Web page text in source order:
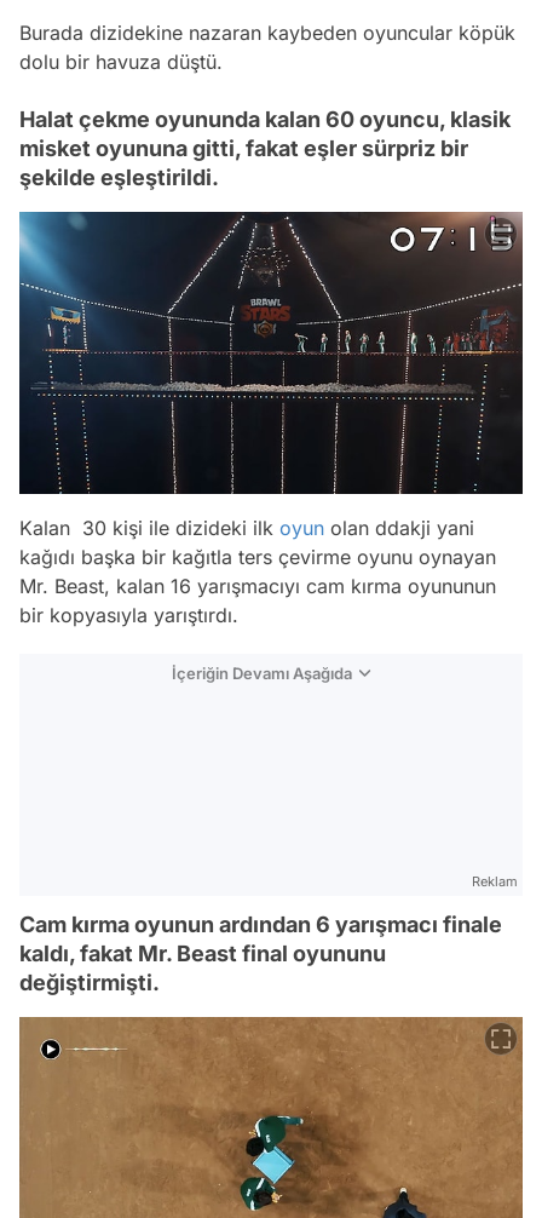
Burada dizidekine nazaran kaybeden oyuncular köpük
dolu bir havuza düştü.
Halat çekme oyununda kalan 60 oyuncu, klasik
misket oyununa gitti, fakat eşler sürpriz bir
şekilde eşleştirildi.
Kalan 30 kişi ile dizideki ilk oyun olan ddakji yani
kağıdı başka bir kağıtla ters çevirme oyunu oynayan
Mr. Beast, kalan 16 yarışmacıyı cam kırma oyununun
bir kopyasıyla yarıştırdı.
İçeriğin Devamı Aşağıda
Reklam
Cam kırma oyunun ardından 6 yarışmacı finale
kaldı, fakat Mr. Beast final oyununu
değiştirmişti.